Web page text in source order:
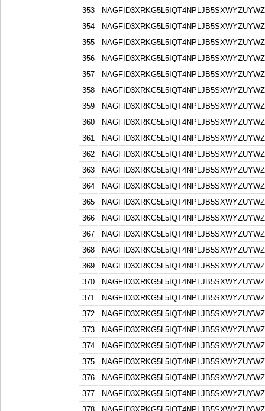
353
354
355
356
357
358
359
360
361
362
363
364
365
366
367
368
369
370
371
372
373
374
375
376
377